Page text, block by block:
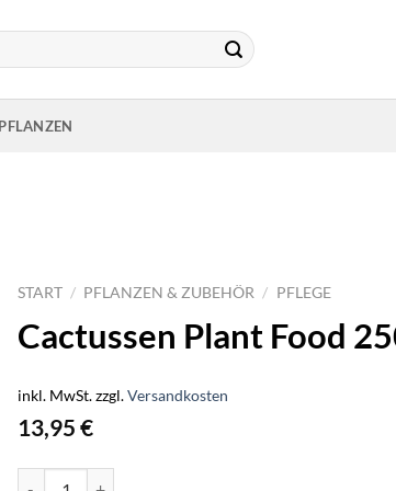
START / PFLANZEN & ZUBEHÖR / PFLEGE
Cactussen Plant Food
inkl. MwSt.zzgl.Versandkosten
13,95€